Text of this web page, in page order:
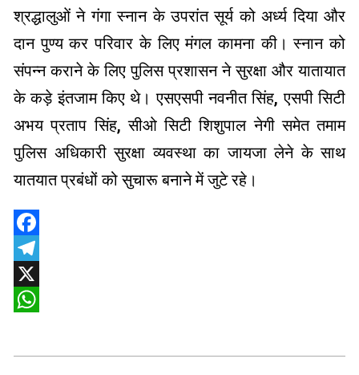
श्रद्धालुओं ने गंगा स्नान के उपरांत सूर्य को अर्ध्य दिया और
दान पुण्य कर परिवार के लिए मंगल कामना की। स्नान को
संपन्न कराने के लिए पुलिस प्रशासन ने सुरक्षा और यातायात
के कड़े इंतजाम किए थे। एसएसपी नवनीत सिंह, एसपी सिटी
अभय प्रताप सिंह, सीओ सिटी शिशुपाल नेगी समेत तमाम
पुलिस अधिकारी सुरक्षा व्यवस्था का जायजा लेने के साथ
यातयात प्रबंधों को सुचारू बनाने में जुटे रहे।
Facebook
Telegram
X